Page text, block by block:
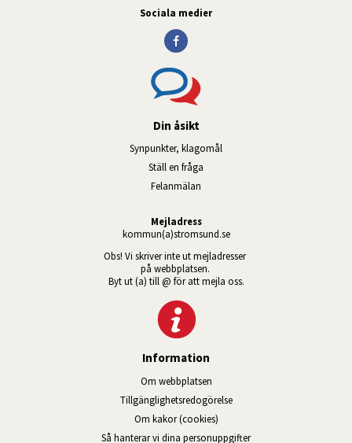
Sociala medier
Din åsikt
Synpunkter, klagomål
Ställ en fråga
Felanmälan
Mejladress
kommun(a)stromsund.se
Obs! Vi skriver inte ut mejladresser
på webbplatsen.
Byt ut (a) till @ för att mejla oss.
Information
Om webbplatsen
Tillgänglig­hets­redo­görelse
Om kakor (cookies)
Så hanterar vi dina personuppgifter